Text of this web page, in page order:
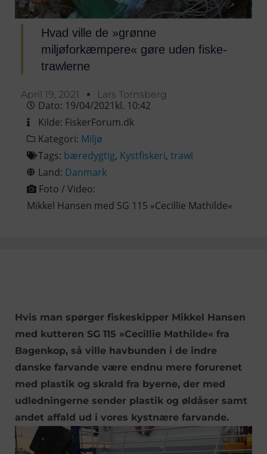
Hvad ville de »grønne
miljøforkæmpere« gøre uden fiske-
trawlerne
April 19, 2021 Lars Tornsberg
Dato: 19/04/2021kl. 10:42
Kilde: FiskerForum.dk
Kategori: Miljø
Tags: bæredygtig, Kystfiskeri, trawl
Land: Danmark
Foto / Video:
Mikkel Hansen med SG 115 »Cecillie Mathilde«
Hvis man spørger fiskeskipper Mikkel Hansen
med kutteren SG 115 »Cecillie Mathilde« fra
Bagenkop, så ville havbunden i de indre
danske farvande være endnu mere forurenet
med plastik og skrald fra byerne, der med
udledningerne sender plastik og øldåser samt
andet affald ud i vores kystnære farvande.